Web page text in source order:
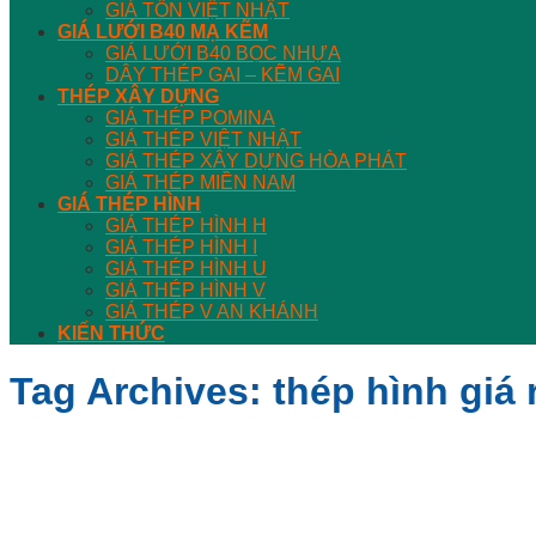
GIÁ TÔN VIỆT NHẬT
GIÁ LƯỚI B40 MẠ KẼM
GIÁ LƯỚI B40 BỌC NHỰA
DÂY THÉP GAI – KẼM GAI
THÉP XÂY DỰNG
GIÁ THÉP POMINA
GIÁ THÉP VIỆT NHẬT
GIÁ THÉP XÂY DỰNG HÒA PHÁT
GIÁ THÉP MIỀN NAM
GIÁ THÉP HÌNH
GIÁ THÉP HÌNH H
GIÁ THÉP HÌNH I
GIÁ THÉP HÌNH U
GIÁ THÉP HÌNH V
GIÁ THÉP V AN KHÁNH
KIẾN THỨC
Tag Archives: thép hình giá